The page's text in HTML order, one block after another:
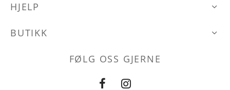
HJELP
BUTIKK
FØLG OSS GJERNE